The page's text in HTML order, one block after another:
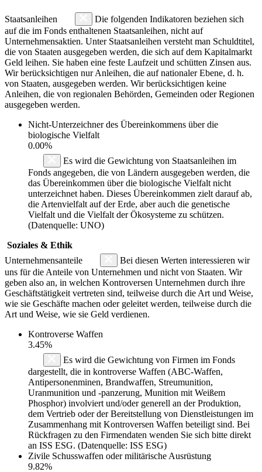
Staatsanleihen
Die folgenden Indikatoren beziehen sich
auf die im Fonds enthaltenen Staatsanleihen, nicht auf
Unternehmensaktien. Unter Staatsanleihen versteht man Schuldtitel,
die von Staaten ausgegeben werden, die sich auf dem Kapitalmarkt
Geld leihen. Sie haben eine feste Laufzeit und schütten Zinsen aus.
Wir berücksichtigen nur Anleihen, die auf nationaler Ebene, d. h.
von Staaten, ausgegeben werden. Wir berücksichtigen keine
Anleihen, die von regionalen Behörden, Gemeinden oder Regionen
ausgegeben werden.
Nicht-Unterzeichner des Übereinkommens über die
biologische Vielfalt
0.00%
Es wird die Gewichtung von Staatsanleihen im
Fonds angegeben, die von Ländern ausgegeben werden, die
das Übereinkommen über die biologische Vielfalt nicht
unterzeichnet haben. Dieses Übereinkommen zielt darauf ab,
die Artenvielfalt auf der Erde, aber auch die genetische
Vielfalt und die Vielfalt der Ökosysteme zu schützen.
(Datenquelle: UNO)
Soziales & Ethik
Unternehmensanteile
Bei diesen Werten interessieren wir
uns für die Anteile von Unternehmen und nicht von Staaten. Wir
geben also an, in welchen Kontroversen Unternehmen durch ihre
Geschäftstätigkeit vertreten sind, teilweise durch die Art und Weise,
wie sie Geschäfte machen oder geleitet werden, teilweise durch die
Art und Weise, wie sie Geld verdienen.
Kontroverse Waffen
3.45%
Es wird die Gewichtung von Firmen im Fonds
dargestellt, die in kontroverse Waffen (ABC-Waffen,
Antipersonenminen, Brandwaffen, Streumunition,
Uranmunition und -panzerung, Munition mit Weißem
Phosphor) involviert und/oder generell an der Produktion,
dem Vertrieb oder der Bereitstellung von Dienstleistungen im
Zusammenhang mit Kontroversen Waffen beteiligt sind. Bei
Rückfragen zu den Firmendaten wenden Sie sich bitte direkt
an ISS ESG. (Datenquelle: ISS ESG)
Zivile Schusswaffen oder militärische Ausrüstung
9.82%